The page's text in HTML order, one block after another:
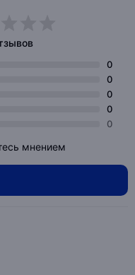
0
0
0
0
0
мнением